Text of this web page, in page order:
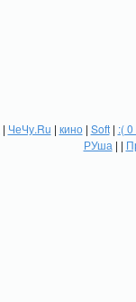
| ЧеЧу.Ru | кино| Soft| :(
РУша | |